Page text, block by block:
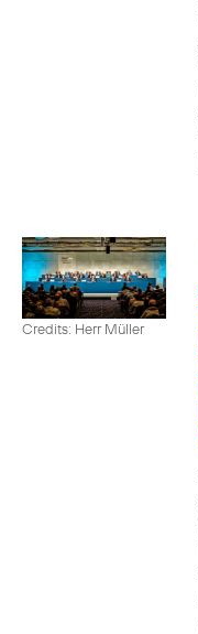
Credits: Herr Müller